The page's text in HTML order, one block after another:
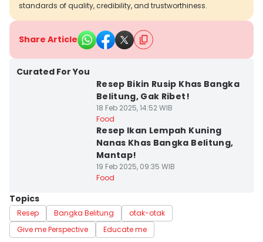
standards of quality, credibility, and trustworthiness.
Share Article
Curated For You
Resep Bikin Rusip Khas Bangka
Belitung, Gak Ribet!
18 Feb 2025, 14:52 WIB
Food
Resep Ikan Lempah Kuning
Nanas Khas Bangka Belitung,
Mantap!
19 Feb 2025, 09:35 WIB
Food
Topics
Resep Bangka Belitung
otak-otak
Give me Perspective
Educate me